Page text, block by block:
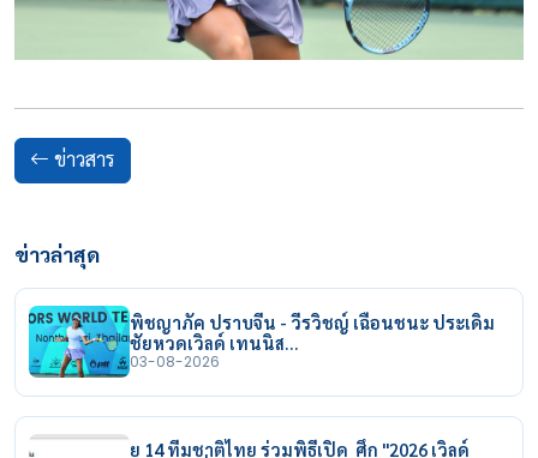
ข่าวสาร
ข่าวล่าสุด
พิชญาภัค ปราบจีน - วีรวิชญ์ เฉือนชนะ ประเดิม
ชัยหวดเวิลด์ เทนนิส…
03-08-2026
ยู 14 ทีมชาติไทย ร่วมพิธีเปิด ศึก "2026 เวิลด์